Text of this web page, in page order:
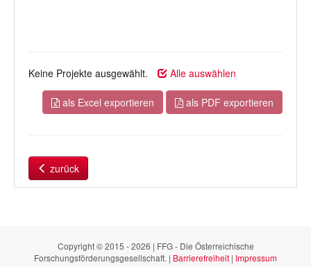
Keine Projekte ausgewählt. Alle auswählen
als Excel exportieren als PDF exportieren
zurück
Copyright © 2015 - 2026 | FFG - Die Österreichische
Forschungsförderungsgesellschaft. | Barrierefreiheit | Impressum